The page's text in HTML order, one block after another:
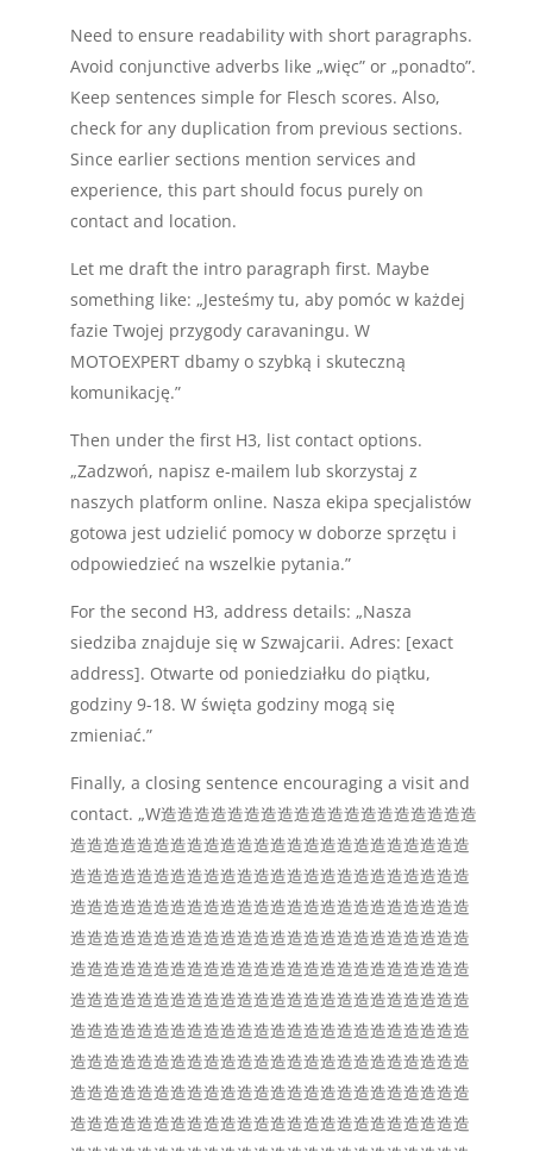
Need to ensure readability with short paragraphs.
Avoid conjunctive adverbs like „więc” or „ponadto”.
Keep sentences simple for Flesch scores. Also,
check for any duplication from previous sections.
Since earlier sections mention services and
experience, this part should focus purely on
contact and location.
Let me draft the intro paragraph first. Maybe
something like: „Jesteśmy tu, aby pomóc w każdej
fazie Twojej przygody caravaningu. W
MOTOEXPERT dbamy o szybką i skuteczną
komunikację.”
Then under the first H3, list contact options.
„Zadzwoń, napisz e-mailem lub skorzystaj z
naszych platform online. Nasza ekipa specjalistów
gotowa jest udzielić pomocy w doborze sprzętu i
odpowiedzieć na wszelkie pytania.”
For the second H3, address details: „Nasza
siedziba znajduje się w Szwajcarii. Adres: [exact
address]. Otwarte od poniedziałku do piątku,
godziny 9-18. W święta godziny mogą się
zmieniać.”
Finally, a closing sentence encouraging a visit and
contact. „W造造造造造造造造造造造造造造造造造造造
造造造造造造造造造造造造造造造造造造造造造造造造
造造造造造造造造造造造造造造造造造造造造造造造造
造造造造造造造造造造造造造造造造造造造造造造造造
造造造造造造造造造造造造造造造造造造造造造造造造
造造造造造造造造造造造造造造造造造造造造造造造造
造造造造造造造造造造造造造造造造造造造造造造造造
造造造造造造造造造造造造造造造造造造造造造造造造
造造造造造造造造造造造造造造造造造造造造造造造造
造造造造造造造造造造造造造造造造造造造造造造造造
造造造造造造造造造造造造造造造造造造造造造造造造